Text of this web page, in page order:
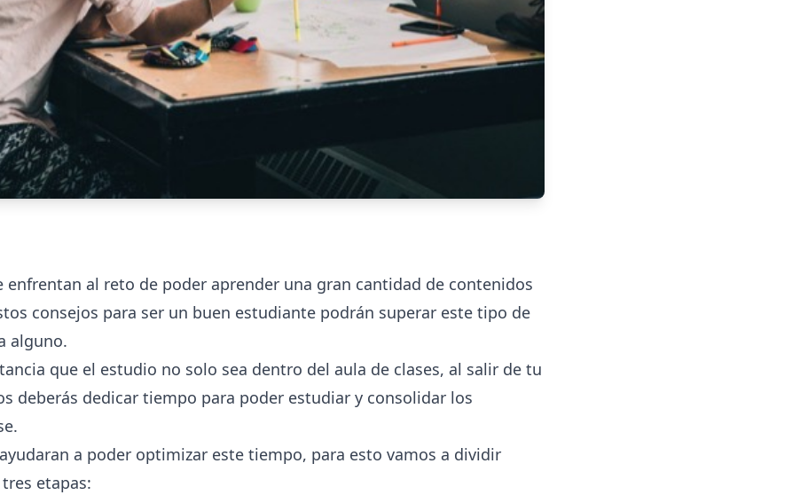
enfrentan al reto de poder aprender una gran cantidad de contenidos
consejos para ser un buen estudiante podrán superar este tipo de
alguno.
que el estudio no solo sea dentro del aula de clases, al salir de tu
deberás dedicar tiempo para poder estudiar y consolidar los
a poder optimizar este tiempo, para esto vamos a dividir
etapas: